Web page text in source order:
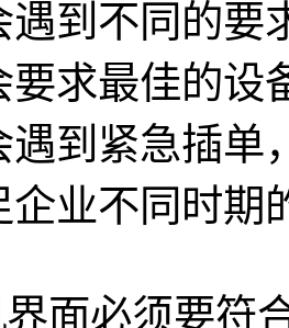
遇到不同的要
要求最佳的设
遇到紧急插单
企业不同时期
界面必须要符